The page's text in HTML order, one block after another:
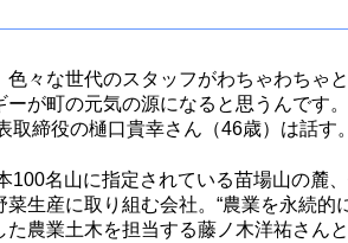
々な世代のスタッフがわちゃわちゃ
ーが町の元気の源になると思うんです
取締役の樋口貴幸さん（46歳）は話す。
名山に指定されている苗場山の麓
菜生産に取り組む会社。“農業を永続
た農業土木を担当する藤ノ木洋祐さん